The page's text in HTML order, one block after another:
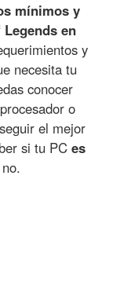
mínimos y
Legends en
y
necesita tu
conocer
o
el mejor
si tu PCes